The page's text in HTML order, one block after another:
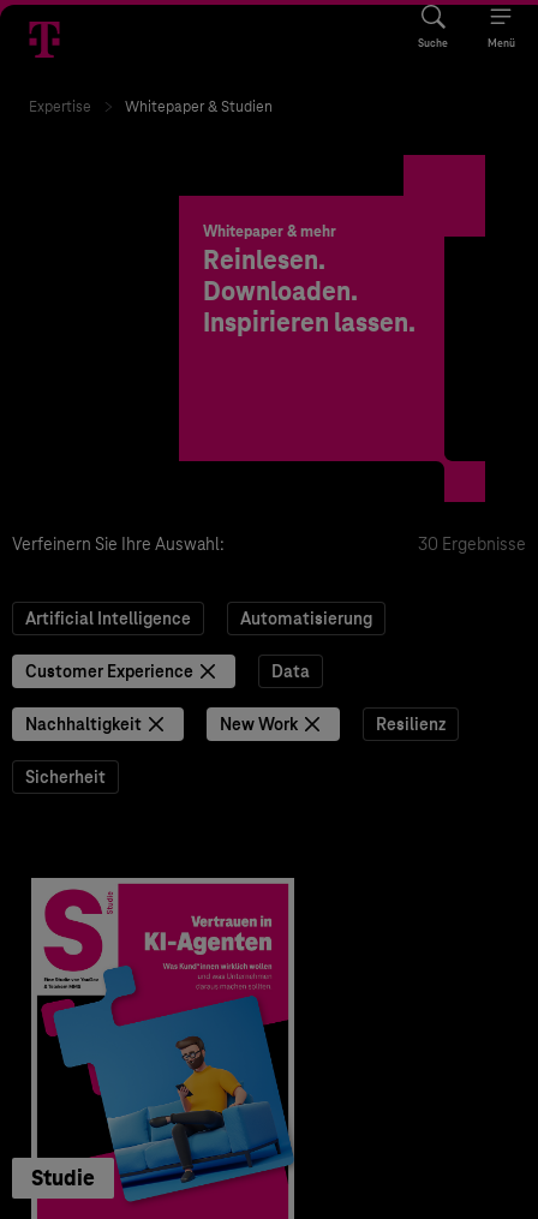
Suche Menü
Expertise Whitepaper & Studien
Whitepaper & mehr
Reinlesen.
Downloaden.
Inspirieren lassen.
Verfeinern Sie Ihre Auswahl: 30 Ergebnisse
Artificial Intelligence Automatisierung
Customer Experience Data
Nachhaltigkeit New Work Resilienz
Sicherheit
Studie